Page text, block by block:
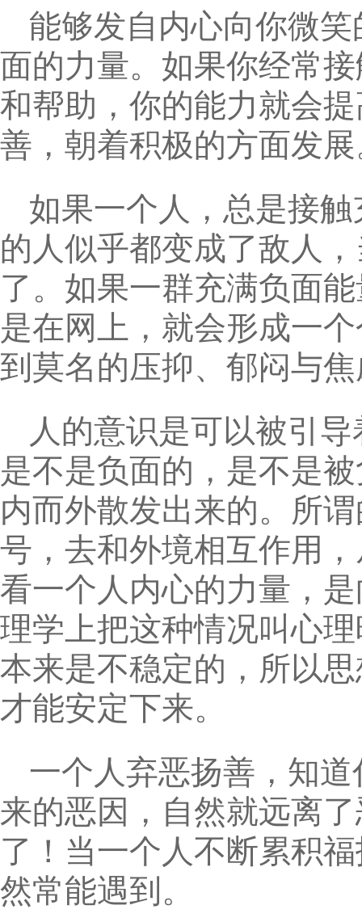
能够发自内心向你微
面的力量。如果你经常
和帮助，你的能力就会
善，朝着积极的方面发
如果一个人，总是接
的人似乎都变成了敌人
了。如果一群充满负面
是在网上，就会形成一
到莫名的压抑、郁闷与
人的意识是可以被引
是不是负面的，是不是
内而外散发出来的。所
号，去和外境相互作用
看一个人内心的力量，
理学上把这种情况叫心
本来是不稳定的，所以
才能安定下来。
一个人弃恶扬善，知
来的恶因，自然就远离
了！当一个人不断累积
然常能遇到。